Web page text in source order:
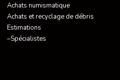
Achats numismatique
Achats et recyclage de débris
Estimations
–Spécialistes